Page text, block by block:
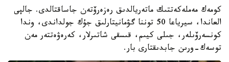
كومەك مەملەكەتتىك ماتەريالدىق رەزەرۆتەن جاساقتالدى. جالپى
العاندا، سيرياعا 50 توننا گۋمانيتارلىق جۇك جولداندى، وندا
كونسەرۆىلەر، جىلى كيىم، قىسقى شاتىرلار، كەرەۋەتتەر مەن
توسەك-ورىن جابدىقتارى بار.